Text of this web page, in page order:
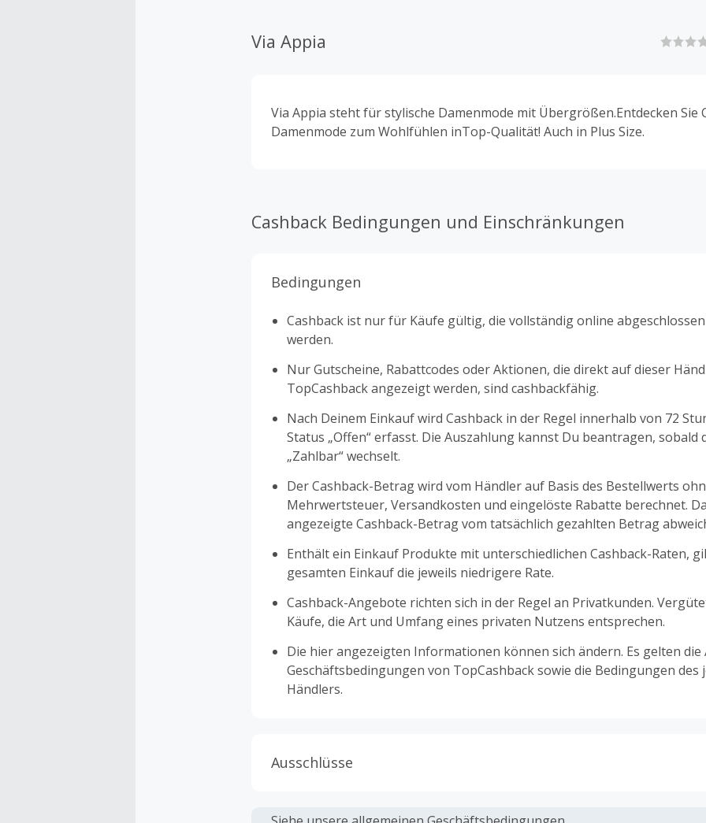
Via Appia
Via Appia steht für stylische Damenmode mit Übergrößen.Entdecken Sie
Damenmode zum Wohlfühlen inTop-Qualität! Auch in Plus Size.
Cashback Bedingungen und Einschränkungen
Bedingungen
Cashback ist nur für Käufe gültig, die vollständig online
werden.
Nur Gutscheine, Rabattcodes oder Aktionen, die direkt auf dieser
TopCashback angezeigt werden, sind cashbackfähig.
Nach Deinem Einkauf wird Cashback in der Regel innerhalb von 72
Status „Offen“ erfasst. Die Auszahlung kannst Du beantragen, sobald
„Zahlbar“ wechselt.
Der Cashback-Betrag wird vom Händler auf Basis des Bestellwerts
Mehrwertsteuer, Versandkosten und eingelöste Rabatte berechnet.
angezeigte Cashback-Betrag vom tatsächlich gezahlten Betrag
Enthält ein Einkauf Produkte mit unterschiedlichen Cashback-Raten,
gesamten Einkauf die jeweils niedrigere Rate.
Cashback-Angebote richten sich in der Regel an Privatkunden.
Käufe, die Art und Umfang eines privaten Nutzens entsprechen.
Die hier angezeigten Informationen können sich ändern. Es gelten die
Geschäftsbedingungen von TopCashback sowie die Bedingungen des
Händlers.
Ausschlüsse